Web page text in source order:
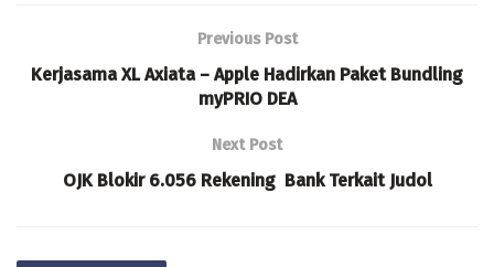
Previous Post
Kerjasama XL Axiata – Apple Hadirkan Paket Bundling
myPRIO DEA
Next Post
OJK Blokir 6.056 Rekening Bank Terkait Judol